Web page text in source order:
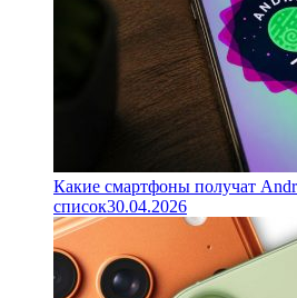
Какие смартфоны получат
список30.04.2026